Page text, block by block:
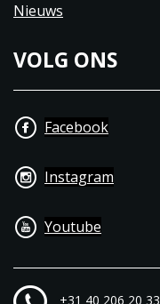
Nieuws
VOLG ONS
Facebook
Instagram
Youtube
+31 40 206 20 33